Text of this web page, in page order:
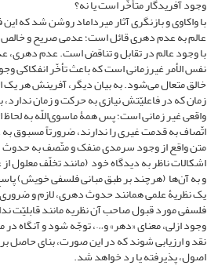
وجود آفریدگار متأخّر است یا نه؟
با واکاوی و بازنگری آثار میرداماد روشن شد که
عالم به عدم دهری قائل است؛ عدمی صریح و خالص
با وجود عالم در تقابل و تناقض است. عدم دهری،
نفس الأمر غیرزمانی است که باعث تأخّر انفکاکی
خالق متعال می‌شود. به بیان دیگر، آفرینش هر یک
زمان که در فاعلیّتش نیازی به حرکت و زمان ندارد،
واقعی غیر زمانی است؛ پس همۀ ماسو‌ی‌اللّه به لحاظ
اتّصاف به قدمت غیری را ندارند، ضرورتاً مسبوق
متن واقع از وجود سرمدی منفک و متّصف به حدوث
اشکالات ناظر به دیدگاه خود (مانند تخلّف معلول
و به آن‌ها (هرچند بر طبق مبانی فلسفی خویش)
یک نظریۀ علمی همانند حدوث دهری، لازم و
فلسفی مورد قبول صاحب آن نظریه مانند قابلیّت
وجود ازلی، معنای «دهر» و…، توجّه شود و آنگاه در
نقد و ارزیابی شوند که در این صورت، بنای حاصل
اصول، پذیرفته یا رد خواهد شد.